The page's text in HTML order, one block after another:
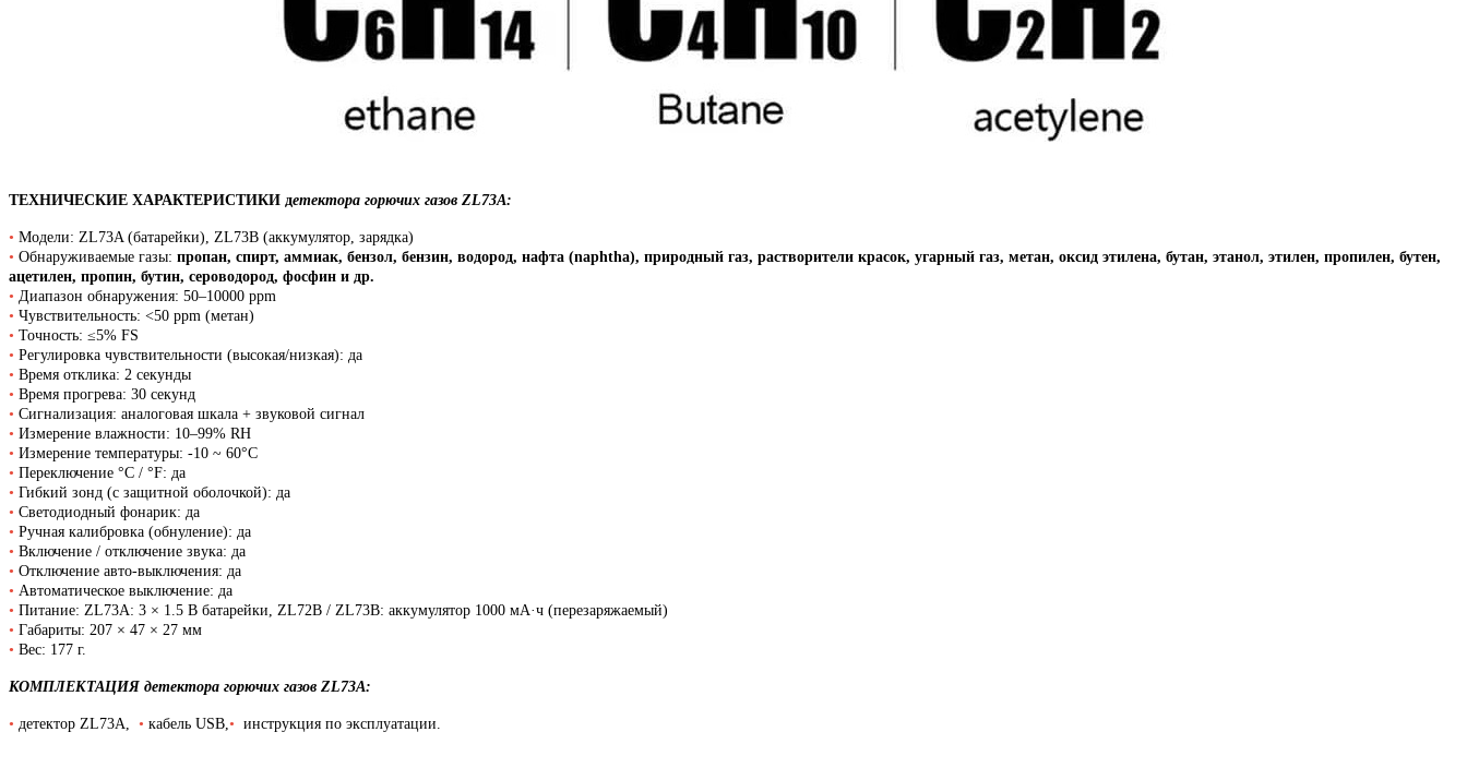
ТЕХНИЧЕСКИЕ ХАРАКТЕРИСТИКИ детектора горючих газов ZL73A:
• Модели: ZL73A (батарейки), ZL73B (аккумулятор, зарядка)
• Обнаруживаемые газы: пропан, спирт, аммиак, бензол, бензин, водород, нафта (naphtha), природный газ, растворители красок, угарный газ, метан, оксид этилена, бутан, этанол, этилен, пропилен, бутен,
ацетилен, пропин, бутин, сероводород, фосфин и др.
• Диапазон обнаружения: 50–10000 ppm
• Чувствительность: <50 ppm (метан)
• Точность: ≤5% FS
• Регулировка чувствительности (высокая/низкая): да
• Время отклика: 2 секунды
• Время прогрева: 30 секунд
• Сигнализация: аналоговая шкала + звуковой сигнал
• Измерение влажности: 10–99% RH
• Измерение температуры: -10 ~ 60°C
• Переключение °C / °F: да
• Гибкий зонд (с защитной оболочкой): да
• Светодиодный фонарик: да
• Ручная калибровка (обнуление): да
• Включение / отключение звука: да
• Отключение авто-выключения: да
• Автоматическое выключение: да
• Питание: ZL73A: 3 × 1.5 В батарейки, ZL72B / ZL73B: аккумулятор 1000 мА·ч (перезаряжаемый)
• Габариты: 207 × 47 × 27 мм
• Вес: 177 г.
КОМПЛЕКТАЦИЯ детектора горючих газов ZL73A:
• детектор ZL73A, • кабель USB, • инструкция по эксплуатации.